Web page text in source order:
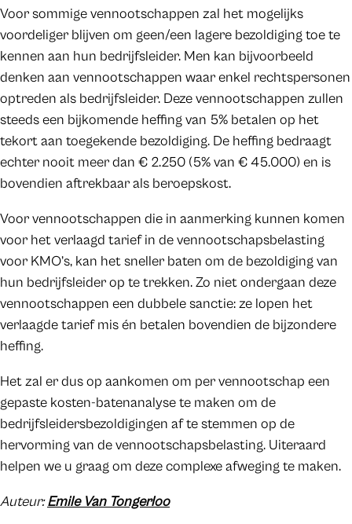
Voor sommige vennootschappen zal het mogelijks
voordeliger blijven om geen/een lagere bezoldiging toe te
kennen aan hun bedrijfsleider. Men kan bijvoorbeeld
denken aan vennootschappen waar enkel rechtspersonen
optreden als bedrijfsleider. Deze vennootschappen zullen
steeds een bijkomende heffing van 5% betalen op het
tekort aan toegekende bezoldiging. De heffing bedraagt
echter nooit meer dan € 2.250 (5% van € 45.000) en is
bovendien aftrekbaar als beroepskost.
Voor vennootschappen die in aanmerking kunnen komen
voor het verlaagd tarief in de vennootschapsbelasting
voor KMO’s, kan het sneller baten om de bezoldiging van
hun bedrijfsleider op te trekken. Zo niet ondergaan deze
vennootschappen een dubbele sanctie: ze lopen het
verlaagde tarief mis én betalen bovendien de bijzondere
heffing.
Het zal er dus op aankomen om per vennootschap een
gepaste kosten-batenanalyse te maken om de
bedrijfsleidersbezoldigingen af te stemmen op de
hervorming van de vennootschapsbelasting. Uiteraard
helpen we u graag om deze complexe afweging te maken.
Auteur:Emile Van Tongerloo